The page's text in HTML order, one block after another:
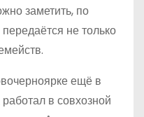
заметить, по
не только
ещё в
в совхозной